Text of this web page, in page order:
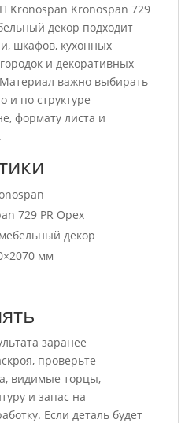
Kronospan Kronospan 729
декор подходит
шкафов, кухонных
и декоративных
важно выбирать
и по структуре
формату листа и
729 PR Орех
декор
мм
заранее
проверьте
видимые торцы,
и запас на
Если деталь будет